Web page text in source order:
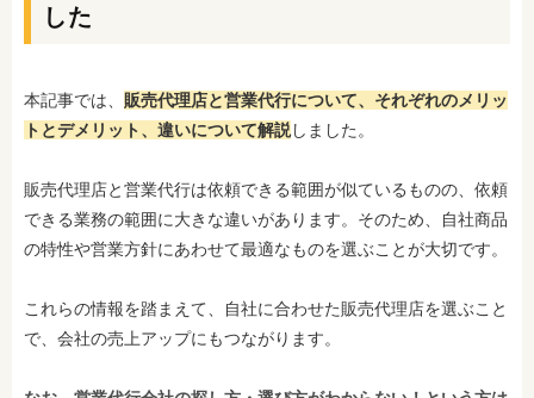
した
本記事では、 販売代理店と営業代行について、それぞれのメリッ
トとデメリット、違いについて解説しました。
販売代理店と営業代行は依頼できる範囲が似ているものの、依頼
できる業務の範囲に大きな違いがあります。そのため、自社商品
の特性や営業方針にあわせて最適なものを選ぶことが大切です。
これらの情報を踏まえて、自社に合わせた販売代理店を選ぶこと
で、会社の売上アップにもつながります。